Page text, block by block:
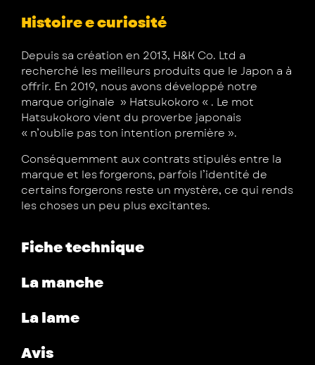
Histoire e curiosité
Depuis sa création en 2013, H&K Co. Ltd a
recherché les meilleurs produits que le Japon a à
offrir. En 2019, nous avons développé notre
marque originale » Hatsukokoro « . Le mot
Hatsukokoro vient du proverbe japonais
« n’oublie pas ton intention première ».
Conséquemment aux contrats stipulés entre la
marque et les forgerons, parfois l’identité de
certains forgerons reste un mystère, ce qui rends
les choses un peu plus excitantes.
Fiche technique
La manche
La lame
Avis